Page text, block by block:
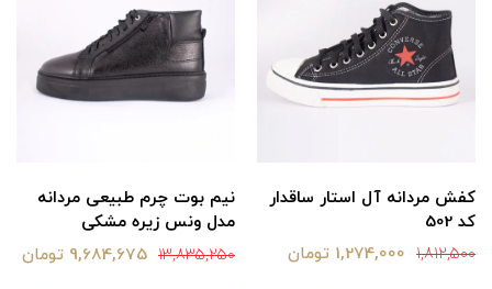
کفش مردانه آل استار ساقدار
کد 502
1,812,500 1,274,000 تومان
نیم بوت چرم طبیعی مردانه
مدل ونس زیره مشکی
13,835,250 9,684,675 تومان